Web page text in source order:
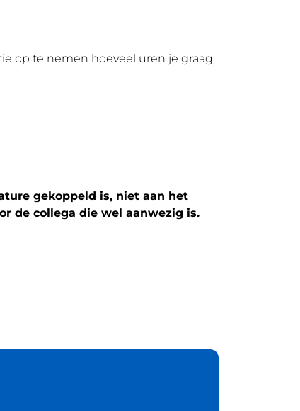
op te nemen hoeveel uren je graag
gekoppeld is, niet aan het
de collega die wel aanwezig is.